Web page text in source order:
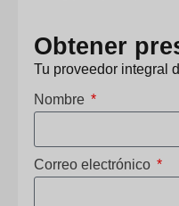
Obtener
Tu proveedor integral
Nombre
Correo electrónico